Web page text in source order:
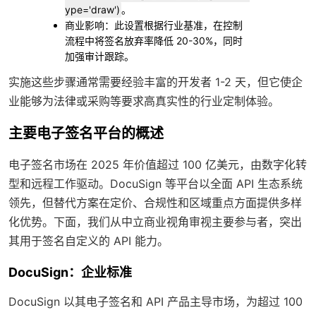
ype='draw')。
商业影响：此设置根据行业基准，在控制
流程中将签名放弃率降低 20-30%，同时
加强审计跟踪。
实施这些步骤通常需要经验丰富的开发者 1-2 天，但它使企
业能够为法律或采购等要求高真实性的行业定制体验。
主要电子签名平台的概述
电子签名市场在 2025 年价值超过 100 亿美元，由数字化转
型和远程工作驱动。DocuSign 等平台以全面 API 生态系统
领先，但替代方案在定价、合规性和区域重点方面提供多样
化优势。下面，我们从中立商业视角审视主要参与者，突出
其用于签名自定义的 API 能力。
DocuSign：企业标准
DocuSign 以其电子签名和 API 产品主导市场，为超过 100